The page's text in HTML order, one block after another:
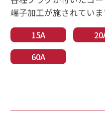
端子加工が施されていま
15A
60A